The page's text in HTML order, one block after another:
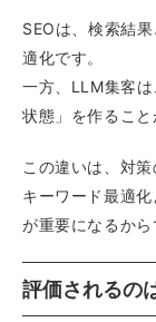
SEOは、検索結
適化です。
一方、LLM集客
状態」を作ること
この違いは、対
キーワード最適
が重要になるから
評価されるの